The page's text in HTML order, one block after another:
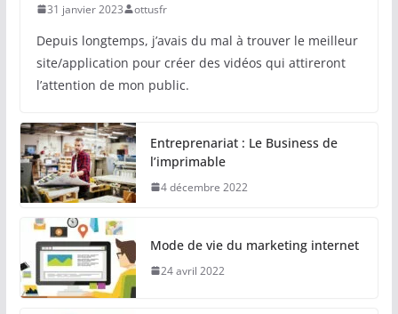
31 janvier 2023 ottusfr
Depuis longtemps, j’avais du mal à trouver le meilleur
site/application pour créer des vidéos qui attireront
l’attention de mon public.
Entreprenariat : Le Business de
l’imprimable
4 décembre 2022
Mode de vie du marketing internet
24 avril 2022